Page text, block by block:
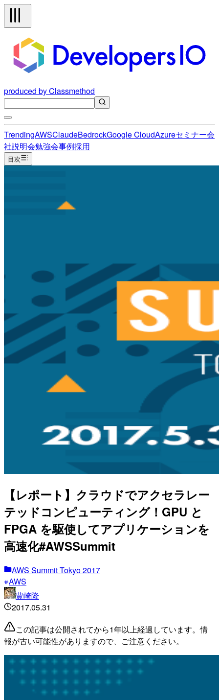
produced by Classmethod
TrendingAWSClaudeBedrockGoogle CloudAzureセミナー会
社説明会勉強会事例採用
目次
【レポート】クラウドでアクセラレー
テッドコンピューティング！GPU と
FPGA を駆使してアプリケーションを
高速化#AWSSummit
AWS Summit Tokyo 2017
AWS
豊崎隆
2017.05.31
この記事は公開されてから1年以上経過しています。情
報が古い可能性がありますので、ご注意ください。